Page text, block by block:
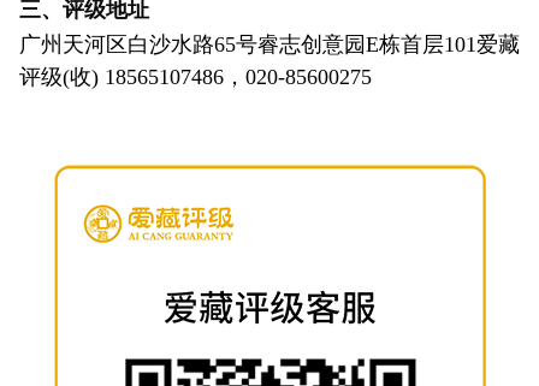
三、评级地址
广州天河区白沙水路65号睿志创意园E栋首层101爱藏
评级(收) 18565107486，020-85600275